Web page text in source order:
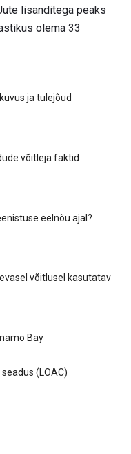
lisanditega peaks
olema 33
ja tulejõud
võitleja faktid
eelnõu ajal?
võitlusel kasutatav
Bay
(LOAC)